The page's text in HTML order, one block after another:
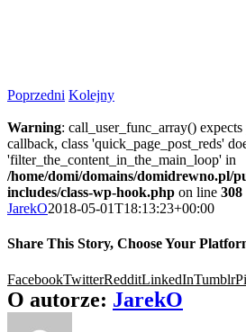
Poprzedni Kolejny
Warning: call_user_func_array()
callback, class 'quick_page_post_reds'
'filter_the_content_in_the_main_loop' in
/home/domi/domains/domidrewno.pl/
includes/class-wp-hook.php on line 308
JarekO2018-05-01T18:13:23+00:00
Share This Story, Choose Your
FacebookTwitterRedditLinkedInTumblr
O autorze: JarekO